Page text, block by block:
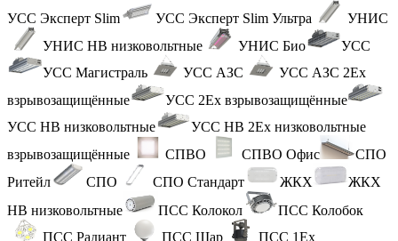
УСС Эксперт Slim
УСС Эксперт Slim Ультра
УНИС
УНИС НВ низковольтные
УНИС Био
УСС
УСС Магистраль
УСС АЗС
УСС АЗС 2Ex
взрывозащищённые
УСС 2Ex взрывозащищённые
УСС НВ низковольтные
УСС НВ 2Ex низковольтные
взрывозащищённые
СПВО СПВО Офис
СПО
Ритейл
СПО СПО Стандарт ЖКХ
ЖКХ
НВ низковольтные
ПСС Колокол
ПСС Колобок
ПСС Радиант
ПСС Шар ПСС 1Ex